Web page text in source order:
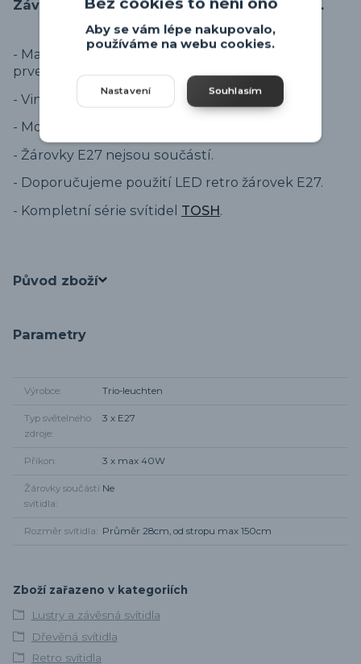
Závěsné svítidlo ve dřevě a kovu Trio TOSH.
- Materiál svítidla je kov v černé barvě, dřevěný
prvek nad stínidlem.
- Vintage design svítidla.
- Možnost zkrácení na výšku.
- Žárovky E27 nejsou součástí.
- Doporučujeme použití LED retro žárovek E27.
- Kompletní série svítidel TOSH.
Původ zboží
Parametry
Výrobce Trio-leuchten
Typ světelného
zdroje
3 x E27
Příkon 3 x max 40W
Žárovky součástí
svítidla
Ne
Rozměr svítidla Průměr 28cm, od stropu max 150cm
Zboží zařazeno v kategoriích
Lustry a závěsná svítidla
Dřevěná svítidla
Retro svítidla
Aby se vám lépe nakupovalo,
používáme na webu cookies.
Nastavení Souhlasím